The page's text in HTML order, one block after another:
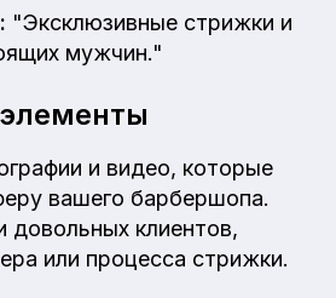
"Эксклюзивные стрижки и
мужчин."
и видео, которые
вашего барбершопа.
довольных клиентов,
или процесса стрижки.